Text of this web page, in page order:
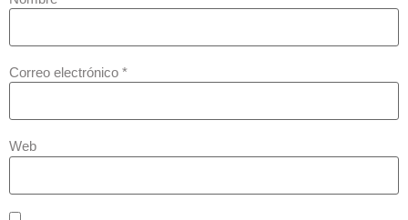
Correo electrónico *
Web